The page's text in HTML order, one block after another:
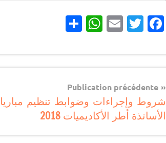
Facebook
Twitter
Email
WhatsApp
Navigation
de
l’article
Publication précédente
شروط وإجراءات وضوابط تنظيم
الأساتذة أطر الأكاديميات 2018